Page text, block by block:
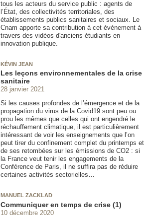
tous les acteurs du service public : agents de
l’État, des collectivités territoriales, des
établissements publics sanitaires et sociaux. Le
Cnam apporte sa contribution à cet événement à
travers des vidéos d'anciens étudiants en
innovation publique.
KÉVIN JEAN
Les leçons environnementales de la crise
sanitaire
28 janvier 2021
Si les causes profondes de l’émergence et de la
propagation du virus de la Covid19 sont peu ou
prou les mêmes que celles qui ont engendré le
réchauffement climatique, il est particulièrement
intéressant de voir les enseignements que l’on
peut tirer du confinement complet du printemps et
de ses retombées sur les émissions de CO2 : si
la France veut tenir les engagements de la
Conférence de Paris, il ne suffira pas de réduire
certaines activités sectorielles…
MANUEL ZACKLAD
Communiquer en temps de crise (1)
10 décembre 2020